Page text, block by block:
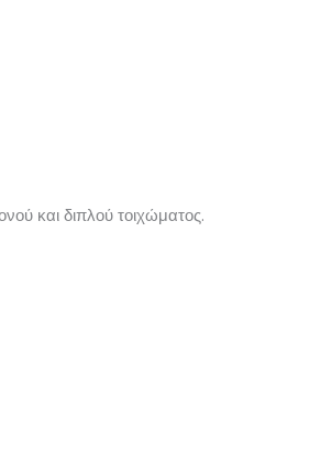
και διπλού τοιχώματος.